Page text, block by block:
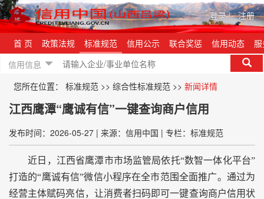
登录| 注册
首 页 政策法规 标准规范 信用公示 联合奖惩 信用动态
信用信息
您所在位置： 标准规范 >> 综合性标准规范 >> 新闻详情
江西鹰潭“鹰诚有信”一键查询商户信用
发布时间：2026-05-27 | 来源：信用中国 | 专栏：标准规范
近日，江西省鹰潭市市场监管局依托“数智一体化平台”
打造的“鹰诚有信”微信小程序在全市范围全面推广。通过为
经营主体赋码亮信，让消费者扫码即可一键查询商户信用状